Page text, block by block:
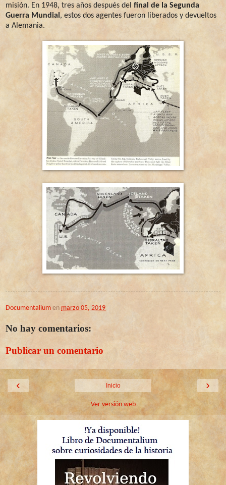
misión. En 1948, tres años después del final de la Segunda
Guerra Mundial , estos dos agentes fueron liberados y devueltos
a Alemania.
Documentalium en marzo 05, 2019
No hay comentarios:
Publicar un comentario
‹ ›
Inicio
Ver versión web